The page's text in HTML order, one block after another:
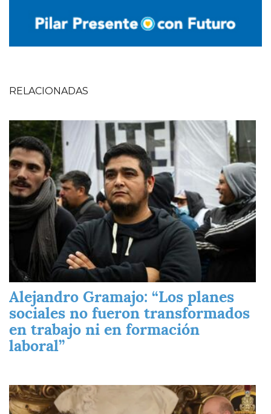
RELACIONADAS
Imagen
Alejandro Gramajo: “Los planes
sociales no fueron transformados
en trabajo ni en formación
laboral”
Imagen